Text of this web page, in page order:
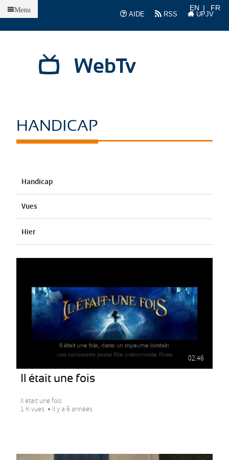
AIDE
RSS UPJV
EN FR
WebTv
Menu
HANDICAP
Handicap
Vues
Hier
02:46
Il était une fois
Il était une fois
1 K vues
Il y a 6 années